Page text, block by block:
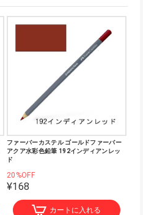
ファーバーカステル ゴールドファーバー
アクア水彩色鉛筆 192インディアンレッ
ド
20%OFF
¥168
カートに入れる